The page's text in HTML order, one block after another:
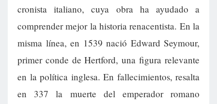
cronista italiano, cuya obra ha ayudado a
comprender mejor la historia renacentista. En la
misma línea, en 1539 nació Edward Seymour,
primer conde de Hertford, una figura relevante
en la política inglesa. En fallecimientos, resalta
en 337 la muerte del emperador romano